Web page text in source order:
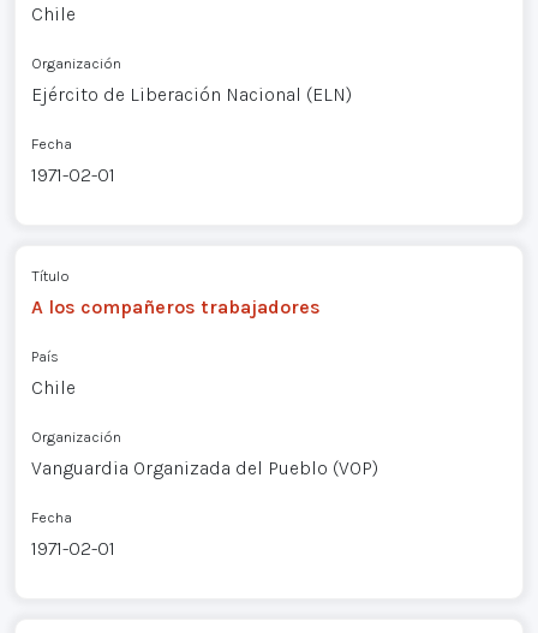
Chile
Organización
Ejército de Liberación Nacional (ELN)
Fecha
1971-02-01
Título
A los compañeros trabajadores
País
Chile
Organización
Vanguardia Organizada del Pueblo (VOP)
Fecha
1971-02-01